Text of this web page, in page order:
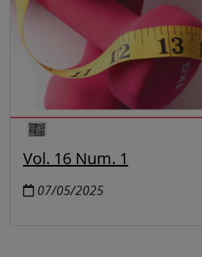
Vol. 16 Num. 1
07/05/2025